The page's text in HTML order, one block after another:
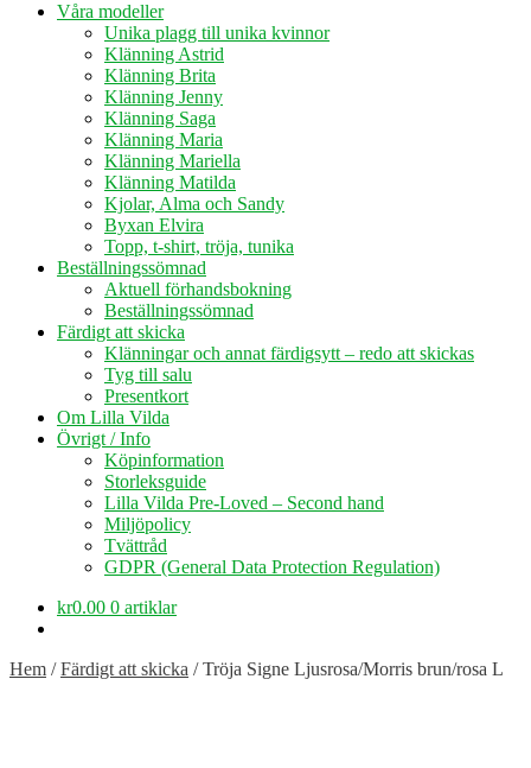
Våra modeller
Unika plagg till unika kvinnor
Klänning Astrid
Klänning Brita
Klänning Jenny
Klänning Saga
Klänning Maria
Klänning Mariella
Klänning Matilda
Kjolar, Alma och Sandy
Byxan Elvira
Topp, t-shirt, tröja, tunika
Beställningssömnad
Aktuell förhandsbokning
Beställningssömnad
Färdigt att skicka
Klänningar och annat färdigsytt – redo att skickas
Tyg till salu
Presentkort
Om Lilla Vilda
Övrigt / Info
Köpinformation
Storleksguide
Lilla Vilda Pre-Loved – Second hand
Miljöpolicy
Tvättråd
GDPR (General Data Protection Regulation)
kr0.00 0 artiklar
Hem /Färdigt att skicka /Tröja Signe Ljusrosa/Morris brun/rosa L